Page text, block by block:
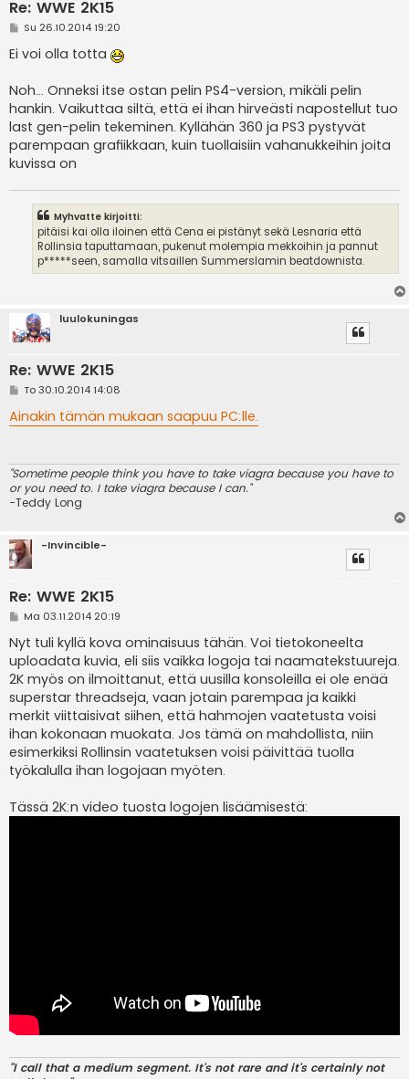
Re: WWE 2K15
V
e
s
i
Su 26.10.2014 19:20
Ei voi olla totta
Noh... Onneksi itse ostan pelin PS4-version, mikäli pelin
hankin. Vaikuttaa siltä, että ei ihan hirveästi napostellut tuo
last gen-pelin tekeminen. Kyllähän 360 ja PS3 pystyvät
parempaan grafiikkaan, kuin tuollaisiin vahanukkeihin joita
kuvissa on
Myhvatte kirjoitti:
pitäisi kai olla iloinen että Cena ei pistänyt sekä Lesnaria että
Rollinsia taputtamaan, pukenut molempia mekkoihin ja pannut
p*****seen, samalla vitsaillen Summerslamin beatdownista.
luulokuningas
Re: WWE 2K15
V
e
s
To 30.10.2014 14:08
Ainakin tämän mukaan saapuu PC:lle.
"Sometime people think you have to take viagra because you have to
or you need to. I take viagra because I can."
-Teddy Long
-Invincible-
Re: WWE 2K15
V
e
s
t
i
Ma 03.11.2014 20:19
Nyt tuli kyllä kova ominaisuus tähän. Voi tietokoneelta
uploadata kuvia, eli siis vaikka logoja tai naamatekstuureja.
2K myös on ilmoittanut, että uusilla konsoleilla ei ole enää
superstar threadseja, vaan jotain parempaa ja kaikki
merkit viittaisivat siihen, että hahmojen vaatetusta voisi
ihan kokonaan muokata. Jos tämä on mahdollista, niin
esimerkiksi Rollinsin vaatetuksen voisi päivittää tuolla
työkalulla ihan logojaan myöten.
Tässä 2K:n video tuosta logojen lisäämisestä:
"I call that a medium segment. It's not rare and it's certainly not